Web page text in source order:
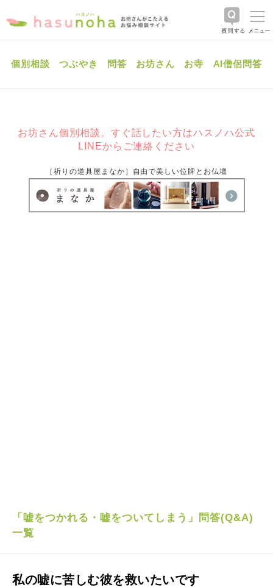
個別相談 つぶやき 問答 お坊さん お寺 AI僧侶問答
お坊さん個別相談。すぐ話したい方はハスノハ公式
LINEからご連絡ください
［祈りの道具屋まなか］自由で美しい位牌とお仏壇
「嘘をつかれる・嘘をついてしまう」問答(Q&A)
一覧
私の嘘に苦しむ彼を救いたいです